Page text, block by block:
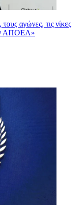
αγώνες, τις νίκες
ΑΠΟΕΛ»